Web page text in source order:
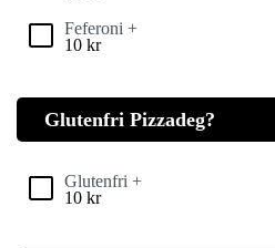
Feferoni +
10 kr
Glutenfri Pizzadeg?
Glutenfri +
10 kr